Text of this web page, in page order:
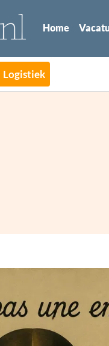
Home
Logistiek